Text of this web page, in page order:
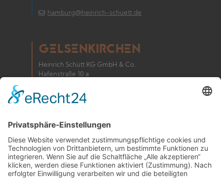
hamburg@heinrich-schuett.de
GELSENKIRCHEN
Heinrich Schütt KG GmbH & Co.
Hafenstraße 10 a
Tel.+49 (0)2 09 - 9 40 47 - 0
gelsenkirchen@heinrich-schuett.de
NEUBRANDENBURG